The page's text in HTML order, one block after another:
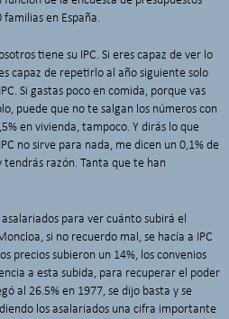
en España.
tiene su IPC. Si eres capaz de ver lo
capaz de repetirlo al año siguiente solo
Si gastas poco en comida, porque vas
puede que no te salgan los números con
en vivienda, tampoco. Y dirás lo que
no sirve para nada, me dicen un 0,1% de
tendrás razón. Tanta que te han
para ver cuánto subirá el
si no recuerdo mal, se hacía a IPC
precios subieron un 14%, los convenios
a esta subida, para recuperar el poder
al 26.5% en 1977, se dijo basta y se
los asalariados una cifra importante